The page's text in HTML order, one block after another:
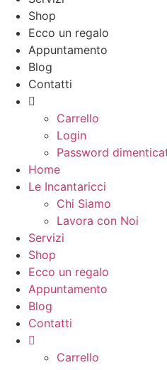
Shop
Ecco un regalo
Appuntamento
Blog
Contatti
Carrello
Login
Password
Home
Le Incantaricci
Chi Siamo
Lavora con Noi
Servizi
Shop
Ecco un regalo
Appuntamento
Blog
Contatti
Carrello